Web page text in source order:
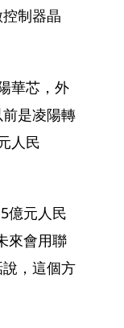
制器晶
華芯，外
是凌陽轉
人民
億元人民
來會用聯
，這個方